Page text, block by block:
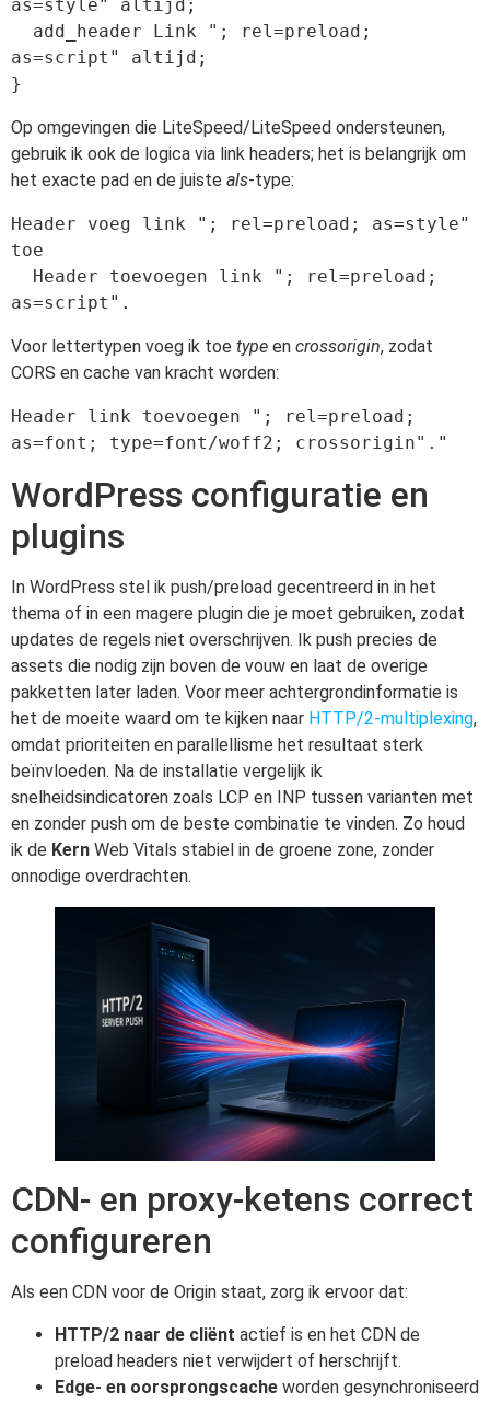
as=style" altijd;
as=script" altijd;
}
Op omgevingen die LiteSpeed/LiteSpeed ondersteunen,
gebruik ik ook de logica via link headers; het is belangrijk om
het exacte pad en de juiste als-type:
Header voeg link "; rel=preload; as=style"
toe
as=script".
Voor lettertypen voeg ik toe type en crossorigin, zodat
CORS en cache van kracht worden:
Header link toevoegen "; rel=preload;
as=font; type=font/woff2; crossorigin"."
WordPress configuratie en
plugins
In WordPress stel ik push/preload gecentreerd in in het
thema of in een magere plugin die je moet gebruiken, zodat
updates de regels niet overschrijven. Ik push precies de
assets die nodig zijn boven de vouw en laat de overige
pakketten later laden. Voor meer achtergrondinformatie is
het de moeite waard om te kijken naar HTTP/2-multiplexing,
omdat prioriteiten en parallellisme het resultaat sterk
beïnvloeden. Na de installatie vergelijk ik
snelheidsindicatoren zoals LCP en INP tussen varianten met
en zonder push om de beste combinatie te vinden. Zo houd
ik de Kern Web Vitals stabiel in de groene zone, zonder
onnodige overdrachten.
CDN- en proxy-ketens correct
configureren
Als een CDN voor de Origin staat, zorg ik ervoor dat:
HTTP/2 naar de cliënt actief is en het CDN de
preload headers niet verwijdert of herschrijft.
Edge- en oorsprongscache worden gesynchroniseerd